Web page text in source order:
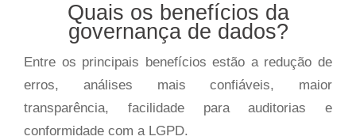
Quais os benefícios da
governança de dados?
Entre os principais benefícios estão a redução de
erros, análises mais confiáveis, maior
transparência, facilidade para auditorias e
conformidade com a LGPD.